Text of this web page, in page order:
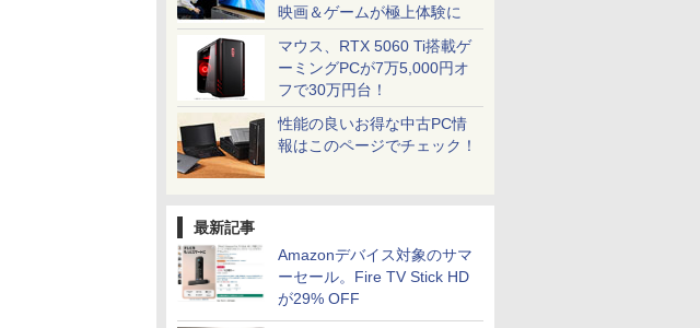
映画＆ゲームが極上体験に
マウス、RTX 5060 Ti搭載ゲ
ーミングPCが7万5,000円オ
フで30万円台！
性能の良いお得な中古PC情
報はこのページでチェック！
最新記事
Amazonデバイス対象のサマ
ーセール。Fire TV Stick HD
が29% OFF